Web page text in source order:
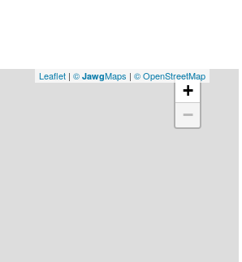
+
−
Leaflet| © JawgMaps | © OpenStreetMap